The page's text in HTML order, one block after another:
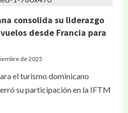
consolida su liderazgo
desde Francia para
de 2025
el turismo dominicano
su participación en la IFTM